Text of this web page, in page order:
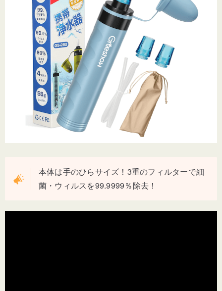
本体は手のひらサイズ！3重のフィルターで細
菌・ウィルスを99.9999％除去！